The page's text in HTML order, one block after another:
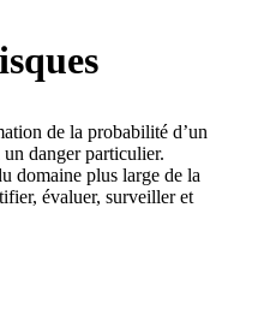
de la probabilité d’un
danger particulier.
domaine plus large de la
évaluer, surveiller et